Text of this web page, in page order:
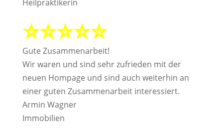
Heilpraktikerin
⭐⭐⭐⭐⭐
Gute Zusammenarbeit!
Wir waren und sind sehr zufrieden mit der
neuen Hompage und sind auch weiterhin an
einer guten Zusammenarbeit interessiert.
Armin Wagner
Immobilien